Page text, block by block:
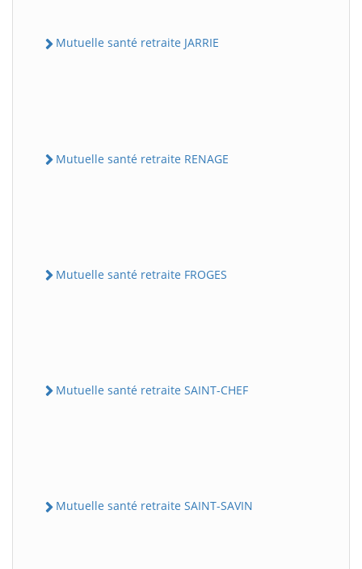
Mutuelle santé retraite JARRIE
Mutuelle santé retraite RENAGE
Mutuelle santé retraite FROGES
Mutuelle santé retraite SAINT-CHEF
Mutuelle santé retraite SAINT-SAVIN